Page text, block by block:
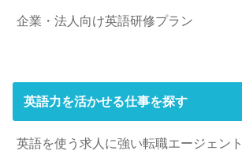
企業・法人向け英語研修プラン
英語力を活かせる仕事を探す
英語を使う求人に強い転職エージェント